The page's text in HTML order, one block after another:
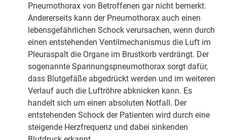
Pneumothorax von Betroffenen gar nicht bemerkt.
Andererseits kann der Pneumothorax auch einen
lebensgefährlichen Schock verursachen, wenn durch
einen entstehenden Ventilmechanismus die Luft im
Pleuraspalt die Organe im Brustkorb verdrängt. Der
sogenannte Spannungspneumothorax sorgt dafür,
dass Blutgefäße abgedrückt werden und im weiteren
Verlauf auch die Luftröhre abknicken kann. Es
handelt sich um einen absoluten Notfall. Der
entstehenden Schock der Patienten wird durch eine
steigende Herzfrequenz und dabei sinkenden